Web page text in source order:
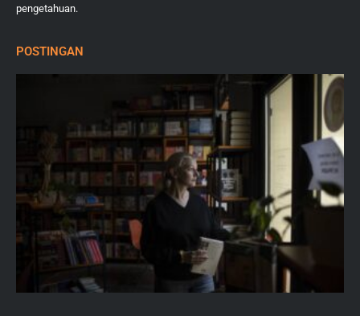
pengetahuan.
POSTINGAN